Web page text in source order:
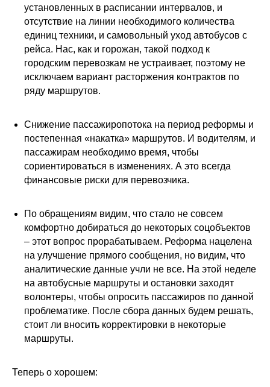
установленных в расписании интервалов, и
отсутствие на линии необходимого количества
единиц техники, и самовольный уход автобусов с
рейса. Нас, как и горожан, такой подход к
городским перевозкам не устраивает, поэтому не
исключаем вариант расторжения контрактов по
ряду маршрутов.
Снижение пассажиропотока на период реформы и
постепенная «накатка» маршрутов. И водителям, и
пассажирам необходимо время, чтобы
сориентироваться в изменениях. А это всегда
финансовые риски для перевозчика.
По обращениям видим, что стало не совсем
комфортно добираться до некоторых соцобъектов
– этот вопрос прорабатываем. Реформа нацелена
на улучшение прямого сообщения, но видим, что
аналитические данные учли не все. На этой неделе
на автобусные маршруты и остановки заходят
волонтеры, чтобы опросить пассажиров по данной
проблематике. После сбора данных будем решать,
стоит ли вносить корректировки в некоторые
маршруты.
Теперь о хорошем: